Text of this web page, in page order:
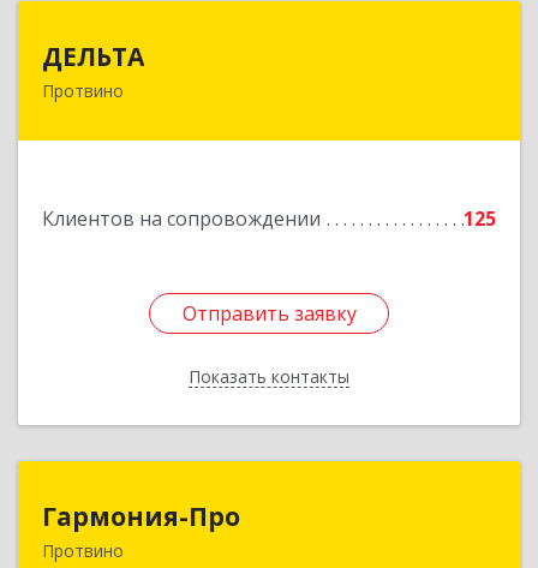
ДЕЛЬТА
Протвино
Клиентов на сопровождении 125
Отправить заявку
Показать контакты
Отправить заявку
Назад
Гармония-Про
Протвино
142280, Московская обл, Протвино г, Ленина